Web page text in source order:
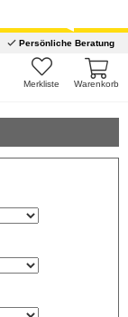
Persönliche Beratung
Warenkorb
Merkliste